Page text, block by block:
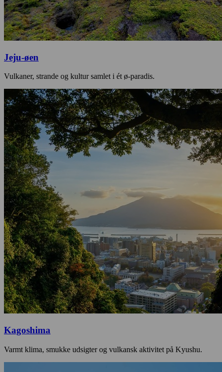
Jeju-øen
Vulkaner, strande og kultur samlet i ét ø-paradis.
Kagoshima
Varmt klima, smukke udsigter og vulkansk aktivitet på Kyushu.